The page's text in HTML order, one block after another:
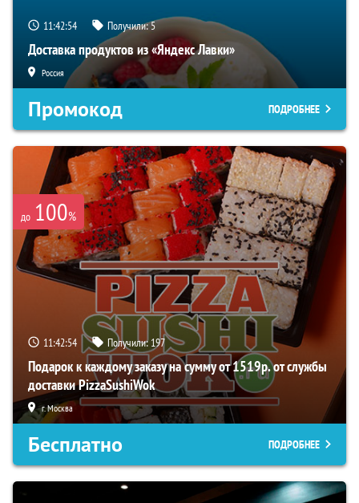
11:42:52 Получили:5
Доставка продуктов из «Яндекс Лавки»
Россия
Промокод ПОДРОБНЕЕ
до 100%
11:42:52 Получили:197
Подарок к каждому заказу на сумму от 1519р. от службы
доставки PizzaSushiWok
г. Москва
Бесплатно ПОДРОБНЕЕ